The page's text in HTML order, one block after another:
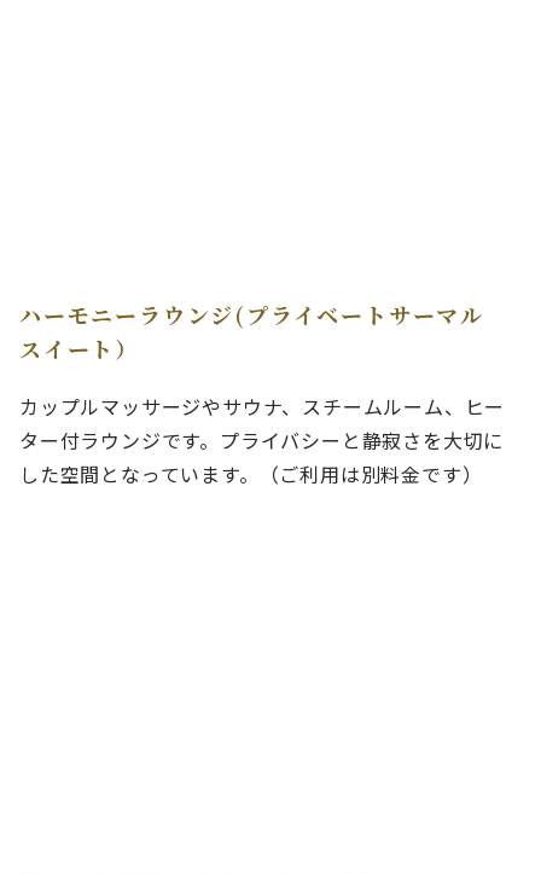
ハーモニーラウンジ(プライベートサーマル
スイート）
カップルマッサージやサウナ、スチームルーム、ヒー
ター付ラウンジです。プライバシーと静寂さを大切に
した空間となっています。（ご利用は別料金です）